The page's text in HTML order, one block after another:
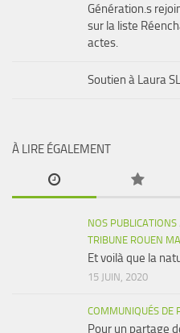
Génération.s
sur la liste
actes.
Soutien à Laura
À LIRE ÉGALEMENT
NOS PUBLICATIONS
TRIBUNE ROUEN
Et voilà que la
15 JUIN, 2020
COMMUNIQUÉS DE
Pour un partage